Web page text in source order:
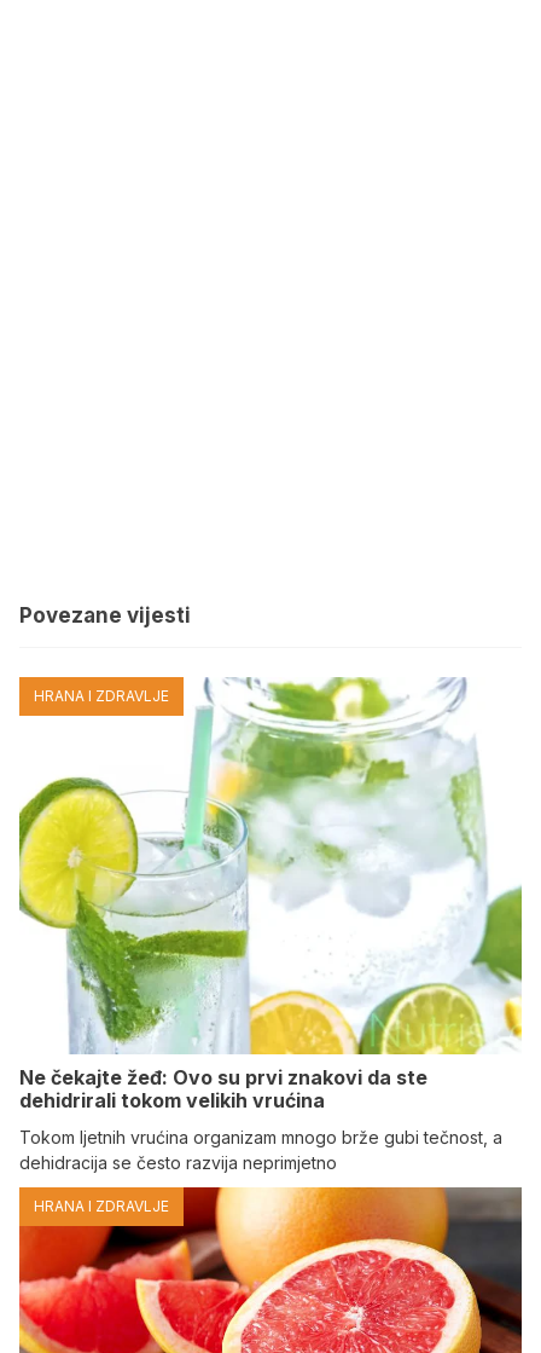
Povezane vijesti
HRANA I ZDRAVLJE
Ne čekajte žeđ: Ovo su prvi znakovi da ste
dehidrirali tokom velikih vrućina
Tokom ljetnih vrućina organizam mnogo brže gubi tečnost, a
dehidracija se često razvija neprimjetno
HRANA I ZDRAVLJE